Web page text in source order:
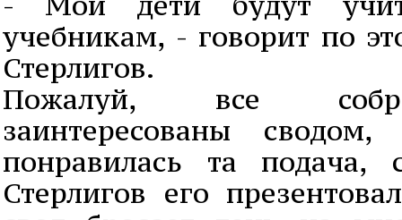
учебникам, - говорит по
Стерлигов.
Пожалуй, все
заинтересованы
понравилась та подача,
Стерлигов его